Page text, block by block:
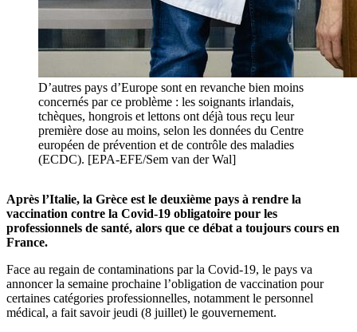
D’autres pays d’Europe sont en revanche bien moins
concernés par ce problème : les soignants irlandais,
tchèques, hongrois et lettons ont déjà tous reçu leur
première dose au moins, selon les données du Centre
européen de prévention et de contrôle des maladies
(ECDC). [EPA-EFE/Sem van der Wal]
Après l’Italie, la Grèce est le deuxième pays à rendre la
vaccination contre la Covid-19 obligatoire pour les
professionnels de santé, alors que ce débat a toujours cours en
France.
Face au regain de contaminations par la Covid-19, le pays va
annoncer la semaine prochaine l’obligation de vaccination pour
certaines catégories professionnelles, notamment le personnel
médical, a fait savoir jeudi (8 juillet) le gouvernement.